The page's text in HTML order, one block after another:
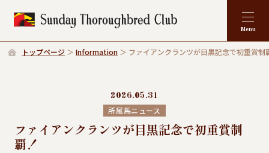
トップページ Information ファイアンクランツが目黒記念で初重賞制
2026.05.31
所属馬ニュース
ファイアンクランツが目黒記念で初重賞制
覇！